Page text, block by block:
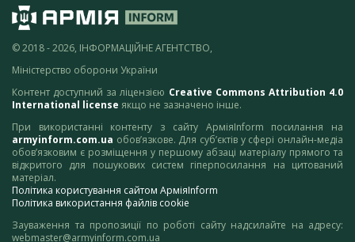
© 2018 - 2026, ІНФОРМАЦІЙНЕ АГЕНТСТВО,
Міністерство оборони України
Контент доступний за ліцензією Creative Commons Attribution 4.0
International license якщо не зазначено інше.
При використанні контенту з сайту АрміяInform посилання на
armyinform.com.ua обов’язкове. Для суб’єктів у сфері онлайн-медіа
обов’язковим є розміщення у першому абзаці матеріалу прямого та
відкритого для пошукових систем гіперпосилання на цитований
матеріал.
Політика користування сайтом АрміяInform
Політика використання файлів cookie
Зауваження та пропозиції по роботі сайту надсилайте на адресу:
webmaster@armyinform.com.ua